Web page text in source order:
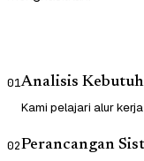
01Analisis
Kami pelajari alur
02Perancangan